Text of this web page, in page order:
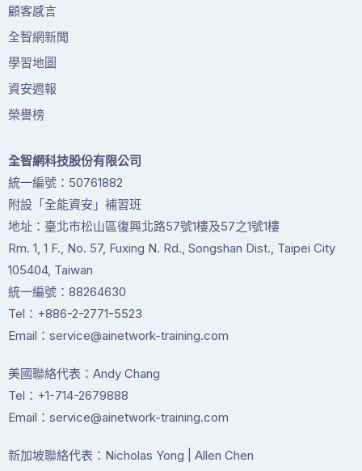
顧客感言
全智網新聞
學習地圖
資安週報
榮譽榜
全智網科技股份有限公司
統一編號：50761882
附設「全能資安」補習班
地址：臺北市松山區復興北路57號1樓及57之1號1樓
Rm. 1, 1 F., No. 57, Fuxing N. Rd., Songshan Dist., Taipei City
105404, Taiwan
統一編號：88264630
Tel：+886-2-2771-5523
Email：service@ainetwork-training.com
美國聯絡代表：Andy Chang
Tel：+1-714-2679888
Email：service@ainetwork-training.com
新加坡聯絡代表：Nicholas Yong | Allen Chen